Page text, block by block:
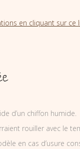
en cliquant sur ce
d’un chiffon humide.
rouiller avec le
en cas d’usure